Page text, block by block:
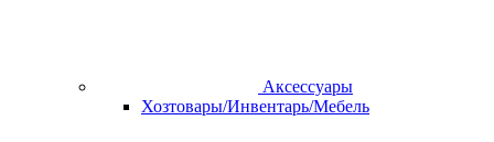
Аксессуары
Хозтовары/Инвентарь/Мебель